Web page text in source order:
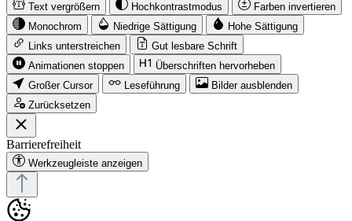
Text vergrößern Hochkontrastmodus
Farben invertieren
Monochrom
Niedrige Sättigung
Hohe Sättigung
Links unterstreichen
Gut lesbare Schrift
Animationen stoppen
Überschriften hervorheben
Großer Cursor
Leseführung
Bilder ausblenden
Zurücksetzen
Barrierefreiheit
Werkzeugleiste anzeigen